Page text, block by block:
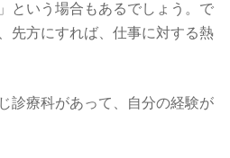
という場合もあるでしょう。で
先方にすれば、仕事に対する熱
診療科があって、自分の経験が